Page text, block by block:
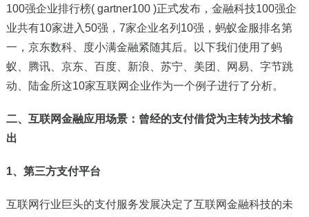
100强企业排行榜( gartner100 )正式发布，金融科技100强企
业共有10家进入50强，7家企业名列10强，蚂蚁金服排名第
一，京东数科、度小满金融紧随其后。以下我们使用了蚂
蚁、腾讯、京东、百度、新浪、苏宁、美团、网易、字节跳
动、陆金所这10家互联网企业作为一个例子进行了分析。
二、 互联网金融应用场景：曾经的支付借贷为主转为技术输
出
1、第三方支付平台
互联网行业巨头的支付服务发展决定了互联网金融科技的未